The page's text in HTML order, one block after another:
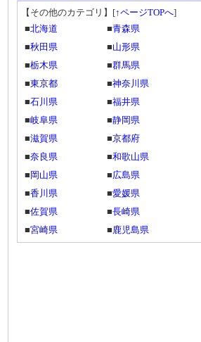
【その他のカテゴリ】 [↑ページTOPへ]
■北海道 ■青森県
■秋田県 ■山形県
■栃木県 ■群馬県
■東京都 ■神奈川県
■石川県 ■福井県
■岐阜県 ■静岡県
■滋賀県 ■京都府
■奈良県 ■和歌山県
■ 岡山県 ■広島県
■香川県 ■愛媛県
■佐賀県 ■長崎県
■宮崎県 ■鹿児島県